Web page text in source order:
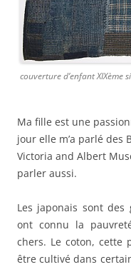
couverture d’enfant XIXème
Ma fille est une
jour elle m’a parlé des
Victoria and Albert
parler aussi.
Les japonais sont des
ont connu la
chers. Le coton, cette
être cultivé dans